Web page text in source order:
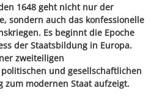
1648 geht nicht nur der
sondern auch das konfessionelle
Es beginnt die Epoche
der Staatsbildung in Europa.
zweiteiligen
und gesellschaftlichen
zum modernen Staat aufzeigt.